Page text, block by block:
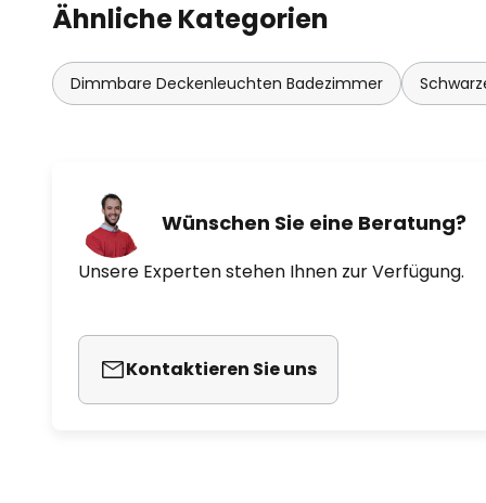
Ähnliche Kategorien
Dimmbare Deckenleuchten Badezimmer
Wünschen Sie eine Beratung?
Unsere Experten stehen Ihnen zur Verfügung.
Kontaktieren Sie uns